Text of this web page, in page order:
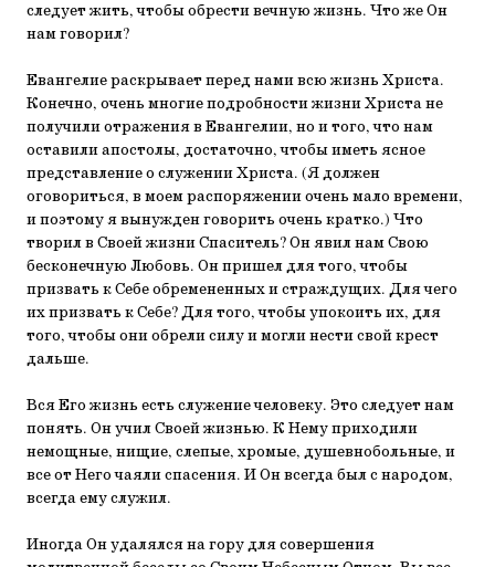
следует жить, чтобы обрести вечную жизнь. Что же Он
нам говорил?
Евангелие раскрывает перед нами всю жизнь Христа.
Конечно, очень многие подробности жизни Христа не
получили отражения в Евангелии, но и того, что нам
оставили апостолы, достаточно, чтобы иметь ясное
представление о служении Христа. (Я должен
оговориться, в моем распоряжении очень мало времени,
и поэтому я вынужден говорить очень кратко.) Что
творил в Своей жизни Спаситель? Он явил нам Свою
бесконечную Любовь. Он пришел для того, чтобы
призвать к Себе обремененных и страждущих. Для чего
их призвать к Себе? Для того, чтобы упокоить их, для
того, чтобы они обрели силу и могли нести свой крест
дальше.
Вся Его жизнь есть служение человеку. Это следует нам
понять. Он учил Своей жизнью. К Нему приходили
немощные, нищие, слепые, хромые, душевнобольные, и
все от Него чаяли спасения. И Он всегда был с народом,
всегда ему служил.
Иногда Он удалялся на гору для совершения